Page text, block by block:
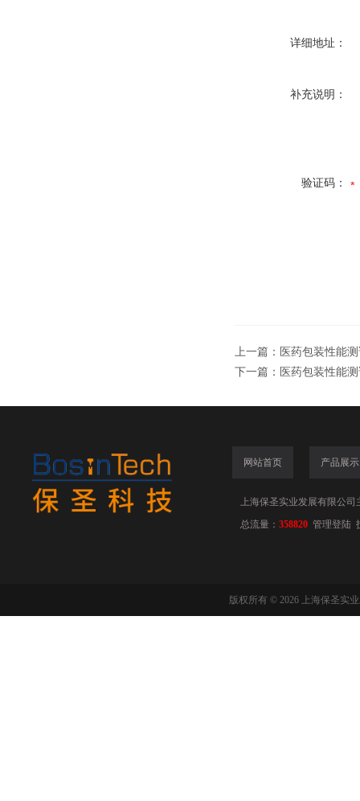
详细地址：
补充说明：
验证码：
上一篇： 医药包装性能
下一篇： 医药包装性能
网站首页 产品展示
上海保圣实业发展有限公司
总流量： 358820 管理登陆
版权所有 © 2026 上海保圣实